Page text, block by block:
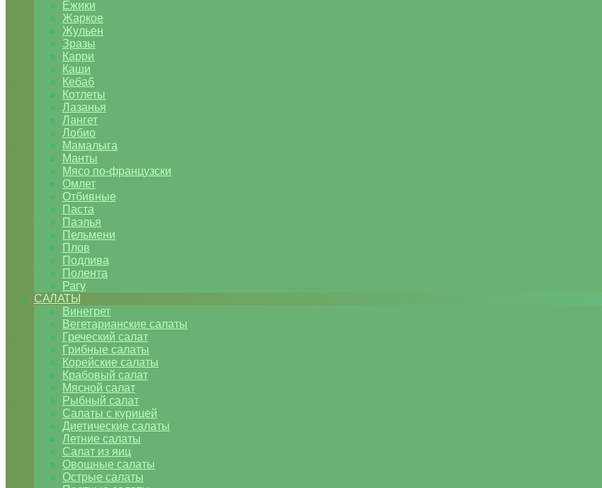
Ежики
Жаркое
Жульен
Зразы
Карри
Каши
Кебаб
Котлеты
Лазанья
Лангет
Лобио
Мамалыга
Манты
Мясо по-французски
Омлет
Отбивные
Паста
Паэлья
Пельмени
Плов
Подлива
Полента
Рагу
САЛАТЫ
Винегрет
Вегетарианские салаты
Греческий салат
Грибные салаты
Корейские салаты
Крабовый салат
Мясной салат
Рыбный салат
Салаты с курицей
Диетические салаты
Летние салаты
Салат из яиц
Овощные салаты
Острые салаты